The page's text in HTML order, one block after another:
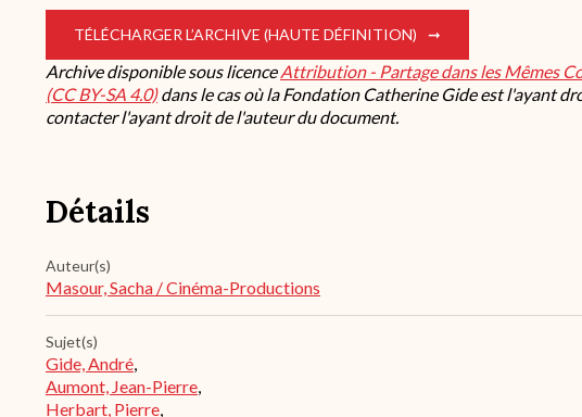
TÉLÉCHARGER L’ARCHIVE (HAUTE DÉFINITION)
Archive disponible sous licenceAttribution - Partage dans les Mêmes
(CC BY-SA 4.0)dans le cas où la Fondation Catherine Gide est l'ayant
contacter l'ayant droit de l'auteur du document.
Détails
Auteur(s)
Masour, Sacha / Cinéma-Productions
Sujet(s)
Gide, André,
Aumont, Jean-Pierre,
Herbart, Pierre,